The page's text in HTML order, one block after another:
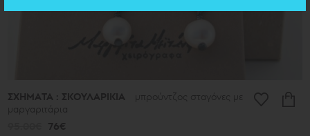
ΣΧΗΜΑΤΑ : ΣΚΟΥΛΑΡΙΚΙΑ
μπρούντζος σταγόνες με
μαργαριτάρια
76€